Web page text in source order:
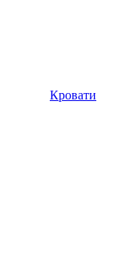
Кровати